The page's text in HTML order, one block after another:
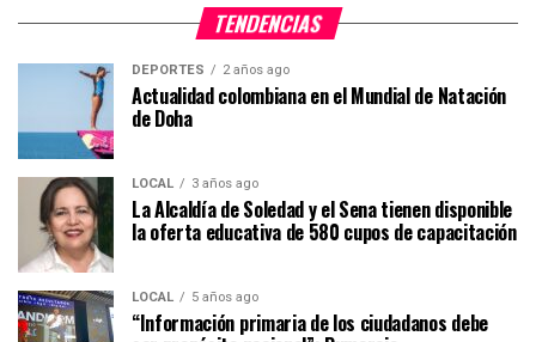
TENDENCIAS
DEPORTES 2 años ago
Actualidad colombiana en el Mundial de Natación
de Doha
LOCAL 3 años ago
La Alcaldía de Soledad y el Sena tienen disponible
la oferta educativa de 580 cupos de capacitación
LOCAL 5 años ago
“Información primaria de los ciudadanos debe